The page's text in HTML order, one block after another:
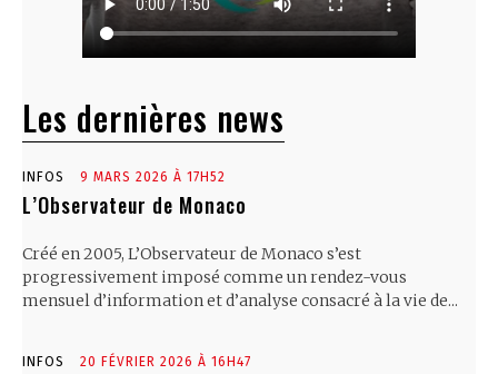
Les dernières news
INFOS 9 MARS 2026 À 17H52
L’Observateur de Monaco
Créé en 2005, L’Observateur de Monaco s’est
progressivement imposé comme un rendez-vous
mensuel d’information et d’analyse consacré à la vie de...
INFOS 20 FÉVRIER 2026 À 16H47